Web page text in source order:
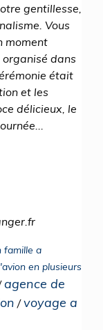
gentillesse,
Vous
moment
dans
était
et les
délicieux, le
famille a
en plusieurs
agence de
/voyage a